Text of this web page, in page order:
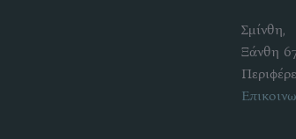
Σμίνθη,
Ξάνθη